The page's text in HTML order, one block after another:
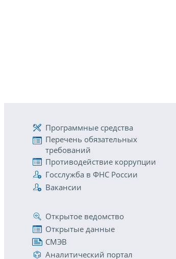
Программные средства
Перечень обязательных
требований
Противодействие коррупции
Госслужба в ФНС России
Вакансии
Открытое ведомство
Открытые данные
СМЭВ
Аналитический портал